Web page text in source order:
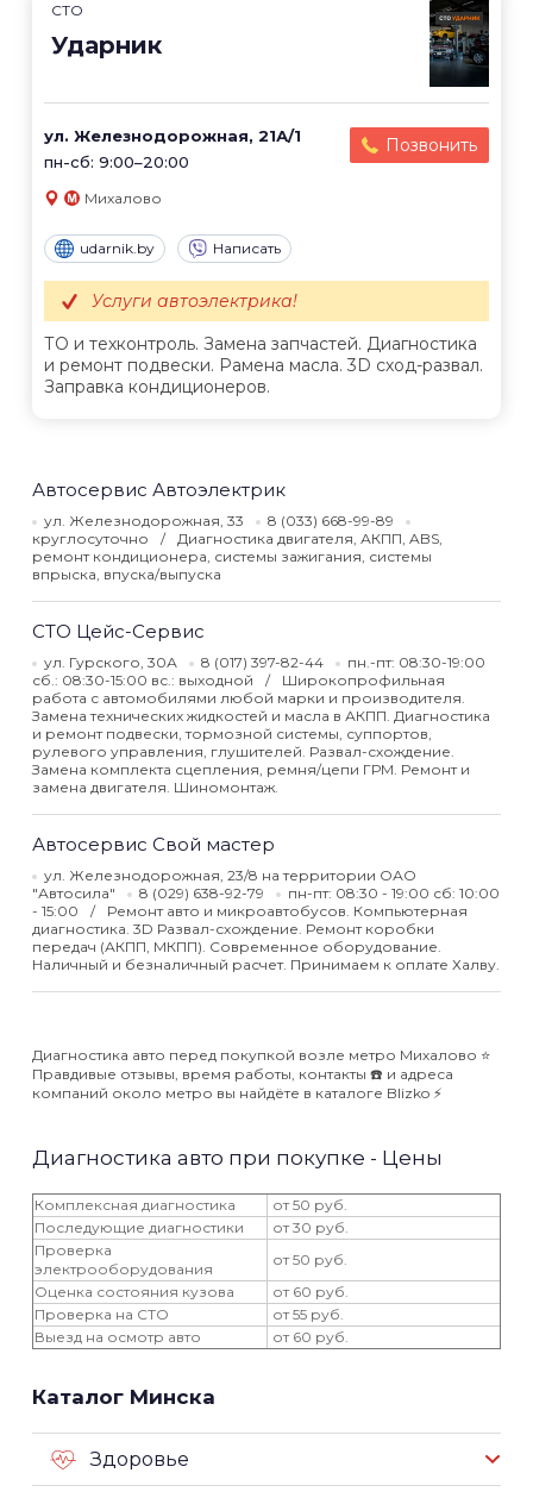
СТО
Ударник
ул. Железнодорожная, 21А/1
пн-сб: 9:00–20:00
Позвонить
Михалово
udarnik.by Написать
ТО и техконтроль. Замена запчастей. Диагностика
и ремонт подвески. Pамена масла. 3D сход-развал.
Заправка кондиционеров.
Услуги автоэлектрика!
Автосервис Автоэлектрик
ул. Железнодорожная, 33
8 (033) 668-99-89
круглосуточно
Диагностика двигателя, АКПП, ABS,
ремонт кондиционера, системы зажигания, системы
впрыска, впуска/выпуска
СТО Цейс-Сервис
ул. Гурского, 30А 8 (017) 397-82-44
пн.-пт: 08:30-19:00
сб.: 08:30-15:00 вс.: выходной
Широкопрофильная
работа с автомобилями любой марки и производителя.
Замена технических жидкостей и масла в АКПП. Диагностика
и ремонт подвески, тормозной системы, суппортов,
рулевого управления, глушителей. Развал-схождение.
Замена комплекта сцепления, ремня/цепи ГРМ. Ремонт и
замена двигателя. Шиномонтаж.
Автосервис Свой мастер
ул. Железнодорожная, 23/8 на территории ОАО
"Автосила"
8 (029) 638-92-79
пн-пт: 08:30 - 19:00 сб: 10:00
- 15:00
Ремонт авто и микроавтобусов. Компьютерная
диагностика. 3D Развал-схождение. Ремонт коробки
передач (АКПП, МКПП). Современное оборудование.
Наличный и безналичный расчет. Принимаем к оплате Халву.
Диагностика авто перед покупкой возле метро Михалово ⭐️
Правдивые отзывы, время работы, контакты ☎️ и адреса
компаний около метро вы найдёте в каталоге Blizko ⚡️
Диагностика авто при покупке - Цены
Комплексная диагностика
от 50 руб.
Последующие диагностики
от 30 руб.
Проверка
электрооборудования
от 50 руб.
Оценка состояния кузова
от 60 руб.
Проверка на СТО
от 55 руб.
Выезд на осмотр авто
от 60 руб.
Каталог Минска
Здоровье